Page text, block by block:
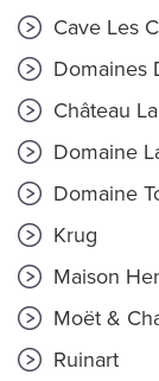
Cave Les
Domaines
Château
Domaine
Domaine
Krug
Maison
Moët &
Ruinart